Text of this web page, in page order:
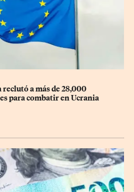
reclutó a más de 28,000
para combatir en Ucrania